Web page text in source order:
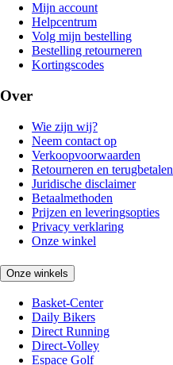
Mijn account
Helpcentrum
Volg mijn bestelling
Bestelling retourneren
Kortingscodes
Over
Wie zijn wij?
Neem contact op
Verkoopvoorwaarden
Retourneren en terugbetalen
Juridische disclaimer
Betaalmethoden
Prijzen en leveringsopties
Privacy verklaring
Onze winkel
Onze winkels
Basket-Center
Daily Bikers
Direct Running
Direct-Volley
Espace Golf